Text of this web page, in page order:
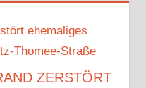
ZERSTÖRT E